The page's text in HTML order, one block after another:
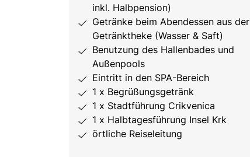
inkl. Halbpension)
Getränke beim Abendessen aus der
Getränktheke (Wasser & Saft)
Benutzung des Hallenbades und
Außenpools
Eintritt in den SPA-Bereich
1 x Begrüßungsgetränk
1 x Stadtführung Crikvenica
1 x Halbtagesführung Insel Krk
örtliche Reiseleitung